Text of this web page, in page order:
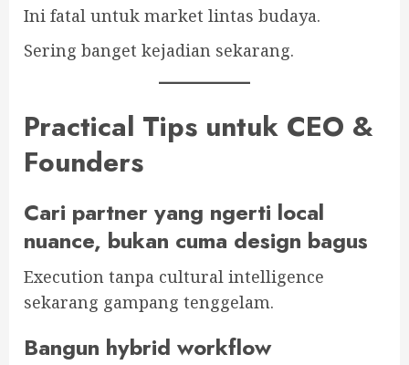
Ini fatal untuk market lintas budaya.
Sering banget kejadian sekarang.
Practical Tips untuk CEO &
Founders
Cari partner yang ngerti local
nuance, bukan cuma design bagus
Execution tanpa cultural intelligence
sekarang gampang tenggelam.
Bangun hybrid workflow